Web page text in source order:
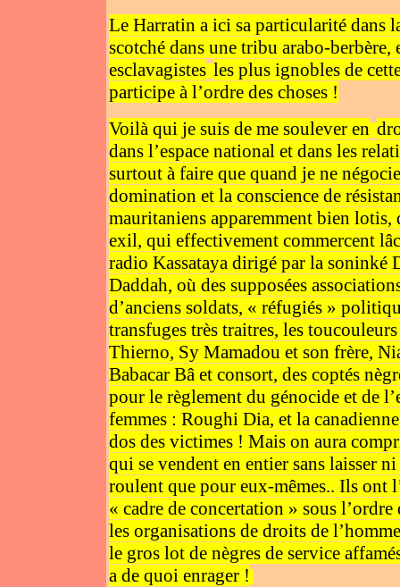
Le Harratin a ici sa particularité dans
scotché dans une tribu arabo-berbère,
esclavagistes les plus ignobles de
participe à l’ordre des choses !
Voilà qui je suis de me soulever en
dans l’espace national et dans les
surtout à faire que quand je ne
domination et la conscience de
mauritaniens apparemment bien
exil, qui effectivement commercent
radio Kassataya dirigé par la
Daddah, où des supposées
d’anciens soldats, « réfugiés »
transfuges très traitres, les
Thierno, Sy Mamadou et son frère,
Babacar Bâ et consort, des coptés
pour le règlement du génocide et de
femmes : Roughi Dia, et la
dos des victimes ! Mais on aura
qui se vendent en entier sans laisser
roulent que pour eux-mêmes.. Ils ont
« cadre de concertation » sous
les organisations de droits de
le gros lot de nègres de service
a de quoi enrager !